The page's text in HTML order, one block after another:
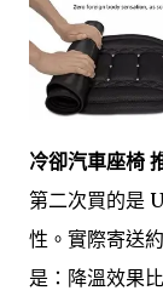
冷卻汽車座椅
第二次買的是
性。實際寄送
是：降溫效果